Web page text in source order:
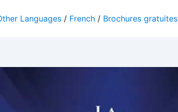
Languages / French / Brochures gratuites